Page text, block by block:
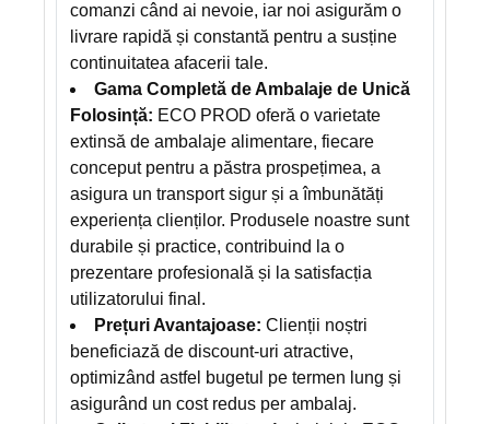
comanzi când ai nevoie, iar noi asigurăm o
livrare rapidă și constantă pentru a susține
continuitatea afacerii tale.
Gama Completă de Ambalaje de Unică
Folosință: ECO PROD oferă o varietate
extinsă de ambalaje alimentare, fiecare
conceput pentru a păstra prospețimea, a
asigura un transport sigur și a îmbunătăți
experiența clienților. Produsele noastre sunt
durabile și practice, contribuind la o
prezentare profesională și la satisfacția
utilizatorului final.
Prețuri Avantajoase: Clienții noștri
beneficiază de discount-uri atractive,
optimizând astfel bugetul pe termen lung și
asigurând un cost redus per ambalaj.